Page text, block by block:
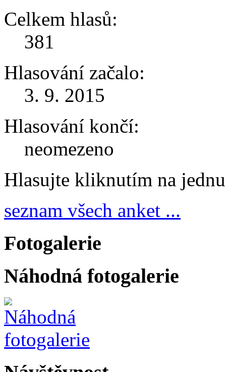
Celkem hlasů:
381
Hlasování začalo:
3. 9. 2015
Hlasování končí:
neomezeno
Hlasujte kliknutím na
seznam všech anket ...
Fotogalerie
Náhodná fotogalerie